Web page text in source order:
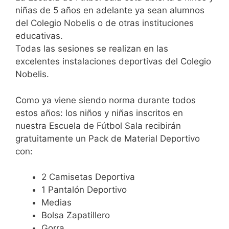
niñas de 5 años en adelante ya sean alumnos
del Colegio Nobelis o de otras instituciones
educativas.
Todas las sesiones se realizan en las
excelentes instalaciones deportivas del Colegio
Nobelis.
Como ya viene siendo norma durante todos
estos años: los niños y niñas inscritos en
nuestra Escuela de Fútbol Sala recibirán
gratuitamente un Pack de Material Deportivo
con:
2 Camisetas Deportiva
1 Pantalón Deportivo
Medias
Bolsa Zapatillero